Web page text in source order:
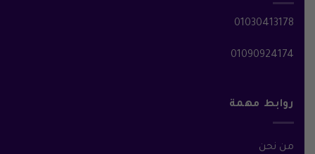
01030413178
01090924174
روابط مهمة
من نحن